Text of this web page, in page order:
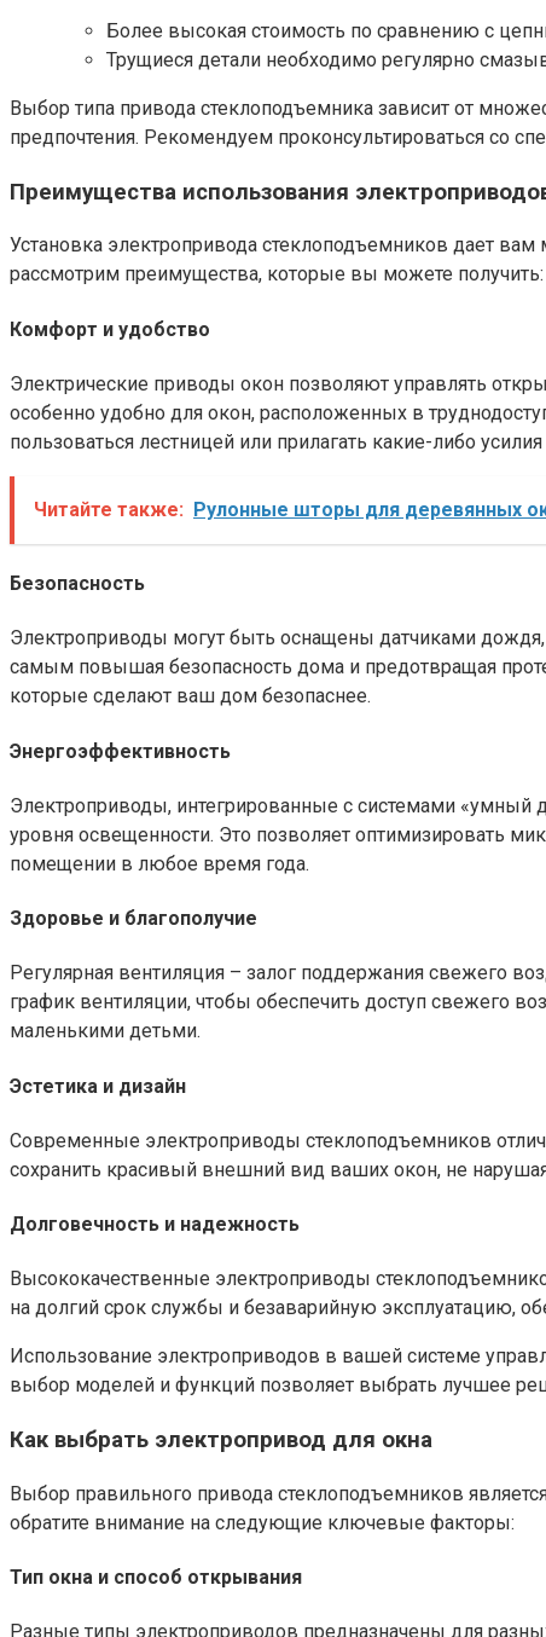
Более высокая стоимость по сравнению с
Трущиеся детали необходимо регулярно
Выбор типа привода стеклоподъемника зависит от
предпочтения. Рекомендуем проконсультироваться со
Преимущества использования
Установка электропривода стеклоподъемников дает
рассмотрим преимущества, которые вы можете получить:
Комфорт и удобство
Электрические приводы окон позволяют управлять
особенно удобно для окон, расположенных в
пользоваться лестницей или прилагать какие-либо
Читайте также: Рулонные шторы для деревянных
Безопасность
Электроприводы могут быть оснащены датчиками дождя,
самым повышая безопасность дома и предотвращая
которые сделают ваш дом безопаснее.​
Энергоэффективность
Электроприводы, интегрированные с системами «умный
уровня освещенности. Это позволяет оптимизировать
помещении в любое время года.
Здоровье и благополучие
Регулярная вентиляция – залог поддержания свежего
график вентиляции, чтобы обеспечить доступ свежего
маленькими детьми.​
Эстетика и дизайн
Современные электроприводы стеклоподъемников
сохранить красивый внешний вид ваших окон, не
Долговечность и надежность
Высококачественные электроприводы
на долгий срок службы и безаварийную эксплуатацию,
Использование электроприводов в вашей системе
выбор моделей и функций позволяет выбрать лучшее
Как выбрать электропривод для окна
Выбор правильного привода стеклоподъемников
обратите внимание на следующие ключевые факторы:
Тип окна и способ открывания
Разные типы электроприводов предназначены для